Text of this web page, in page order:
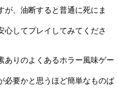
が、油断すると普通に死にま
心してプレイしてみてくださ
ありのよくあるホラー風味ゲー
必要かと思うほど簡単なものば